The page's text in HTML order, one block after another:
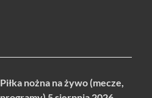
Piłka nożna na żywo (mecze,